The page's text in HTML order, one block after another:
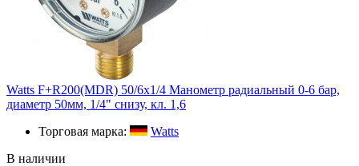
Watts F+R200(MDR) 50/6x1/4 Манометр радиальный 0-6 бар,
диаметр 50мм, 1/4" снизу, кл. 1,6
Торговая марка:
Watts
В наличии